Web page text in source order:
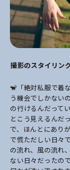
――撮影のスタイリ
🐒「絶対私服で着
う機会でしかない
の行けるんだって
とこう見えるんだ
で、ほんとにあり
で慌ただしい日々
の流れ、風の流れ
ない日々だったの